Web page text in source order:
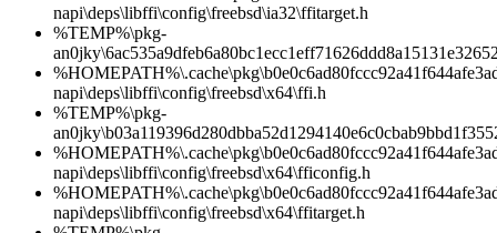
napi\deps\libffi\config\freebsd\ia32\ffitarget.h
%TEMP%\pkg-
napi\deps\libffi\config\freebsd\x64\ffi.h
%TEMP%\pkg-
napi\deps\libffi\config\freebsd\x64\fficonfig.h
napi\deps\libffi\config\freebsd\x64\ffitarget.h